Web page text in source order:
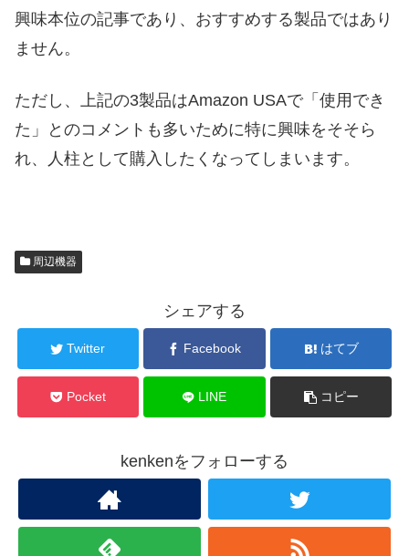
興味本位の記事であり、おすすめする製品ではあり
ません。
ただし、上記の3製品はAmazon USAで「使用でき
た」とのコメントも多いために特に興味をそそら
れ、人柱として購入したくなってしまいます。
周辺機器
シェアする
Twitter Facebook はてブ
Pocket LINE コピー
kenkenをフォローする